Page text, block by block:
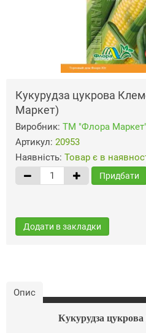
Кукурудза цукрова
Маркет)
Виробник: ТМ "Флора Маркет"
Артикул: 20953
Наявність: Товар є в
Придбати
Додати в закладки
Опис
Кукурудза